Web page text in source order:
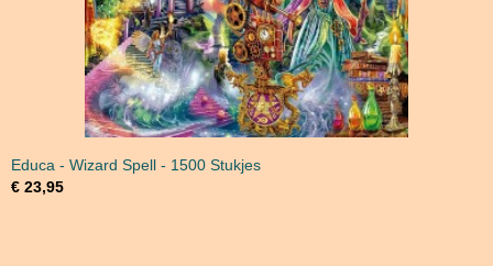
Educa - Wizard Spell - 1500 Stukjes
€ 23,95